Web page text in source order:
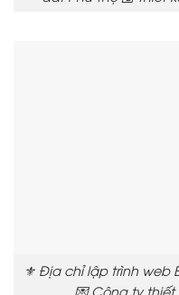
⚜️ Địa chỉ lập trình web
💌 Công ty